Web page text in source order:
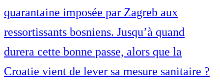
quarantaine imposée par Zagreb aux
ressortissants bosniens. Jusqu’à quand
durera cette bonne passe, alors que la
Croatie vient de lever sa mesure sanitaire ?